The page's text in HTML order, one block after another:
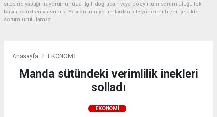
sitesine yaptığınız yorumunuzla ilgili doğrudan veya dolaylı tüm sorumluluğu tek
başınıza üstleniyorsunuz. Yazılan tüm yorumlardan site yönetimi hiçbir şekilde
sorumlu tutulamaz.
Anasayfa EKONOMİ
Manda sütündeki verimlilik inekleri
solladı
EKONOMİ